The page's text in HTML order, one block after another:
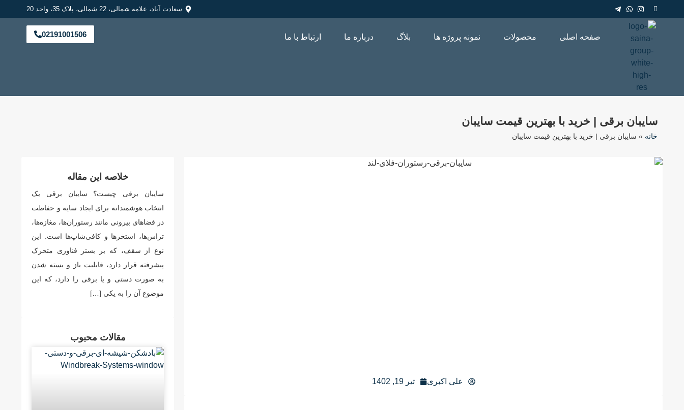
سعادت آباد، علامه شمالی، 22 شمالی، پلاک 35، واحد 20
صفحه اصلی محصولات نمونه پروژه ها بلاگ درباره ما ارتباط با ما 02191001506
سایبان برقی | خرید با بهترین قیمت سایبان
خانه » سایبان برقی | خرید با بهترین قیمت سایبان
خلاصه این مقاله
سایبان برقی چیست؟ سایبان برقی یک
انتخاب هوشمندانه برای ایجاد سایه و حفاظت
در فضاهای بیرونی مانند رستوران‌ها، مغازه‌ها،
تراس‌ها، استخرها و کافی‌شاپ‌ها است. این
نوع از سقف، که بر بستر فناوری متحرک
پیشرفته قرار دارد، قابلیت باز و بسته شدن
به صورت دستی و یا برقی را دارد، که این
موضوع آن را به یکی […]
مقالات محبوب
علی اکبری تیر 19, 1402